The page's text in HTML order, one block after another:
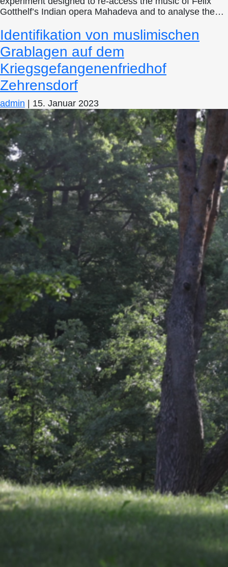
Gotthelf’s Indian opera Mahadeva and to analyse the…
Identifikation von muslimischen
Grablagen auf dem
Kriegsgefangenenfriedhof
Zehrensdorf
admin 15. Januar 2023